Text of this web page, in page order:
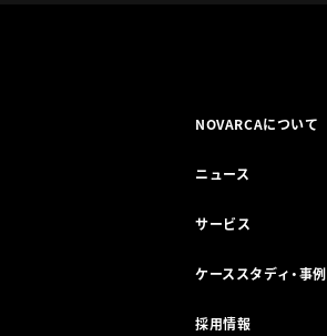
NOVARCAについて
ニュース
サービス
ケーススタディ・事例
採用情報